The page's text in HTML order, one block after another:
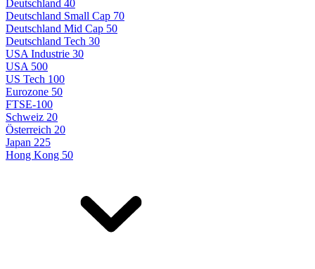
Deutschland 40
Deutschland Small Cap 70
Deutschland Mid Cap 50
Deutschland Tech 30
USA Industrie 30
USA 500
US Tech 100
Eurozone 50
FTSE-100
Schweiz 20
Österreich 20
Japan 225
Hong Kong 50